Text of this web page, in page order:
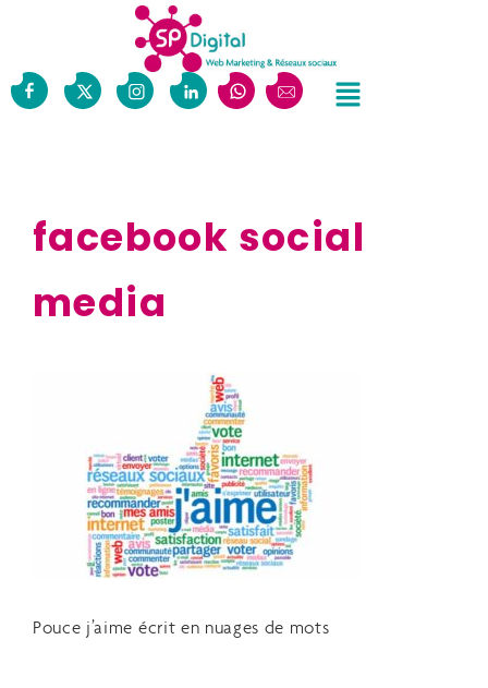
facebook social
media
Pouce j’aime écrit en nuages de mots